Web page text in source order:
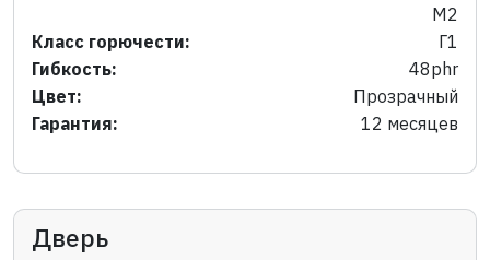
M2
Класс горючести:
Г1
Гибкость:
48phr
Цвет:
Прозрачный
Гарантия:
12 месяцев
Дверь